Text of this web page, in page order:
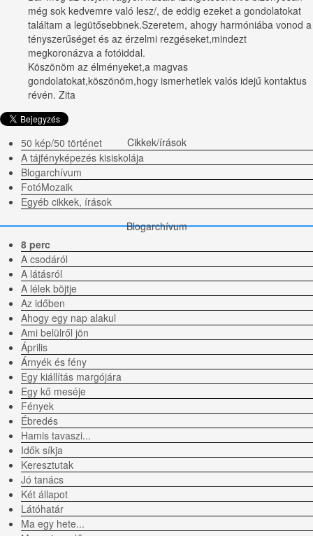
még sok kedvemre való lesz/, de eddig ezeket a gondolatokat
találtam a legütősebbnek.Szeretem, ahogy harmóniába vonod a
tényszerűséget és az érzelmi rezgéseket,mindezt
megkoronázva a fotóiddal.
Köszönöm az élményeket,a magvas
gondolatokat,köszönöm,hogy ismerhetlek valós idejű kontaktus
révén. Zita
Cikkek/írások
50 kép/50 történet
A tájfényképezés kisiskolája
Blogarchívum
FotóMozaik
Egyéb cikkek, írások
Blogarchívum
8 perc
A csodáról
A látásról
A lélek böjtje
Az időben
Ahogy egy nap alakul
Ami belülről jön
Április
Árnyék és fény
Egy kiállítás margójára
Egy kő meséje
Fények
Ébredés
Hamis tavaszi...
Idők síkja
Keresztutak
Jó tanács
Két állapot
Látóhatár
Ma egy hete...